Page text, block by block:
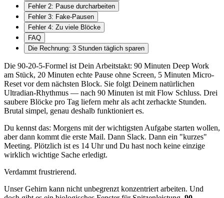
Fehler 2: Pause durcharbeiten
Fehler 3: Fake-Pausen
Fehler 4: Zu viele Blöcke
FAQ
Die Rechnung: 3 Stunden täglich sparen
Die 90-20-5-Formel ist Dein Arbeitstakt: 90 Minuten Deep Work
am Stück, 20 Minuten echte Pause ohne Screen, 5 Minuten Micro-
Reset vor dem nächsten Block. Sie folgt Deinem natürlichen
Ultradian-Rhythmus — nach 90 Minuten ist mit Flow Schluss. Drei
saubere Blöcke pro Tag liefern mehr als acht zerhackte Stunden.
Brutal simpel, genau deshalb funktioniert es.
Du kennst das: Morgens mit der wichtigsten Aufgabe starten wollen,
aber dann kommt die erste Mail. Dann Slack. Dann ein "kurzes"
Meeting. Plötzlich ist es 14 Uhr und Du hast noch keine einzige
wirklich wichtige Sache erledigt.
Verdammt frustrierend.
Unser Gehirn kann nicht unbegrenzt konzentriert arbeiten. Und